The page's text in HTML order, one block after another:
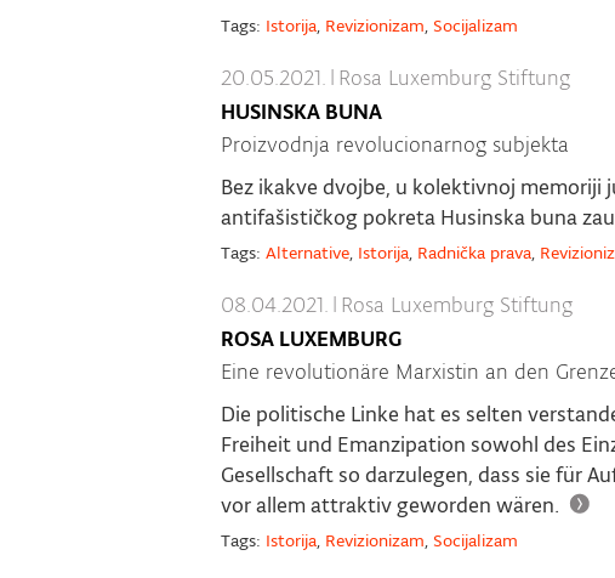
Tags: Istorija, Revizionizam, Socijalizam
20.05.2021. | Rosa Luxemburg Stiftung
HUSINSKA BUNA
Proizvodnja revolucionarnog subjekta
Bez ikakve dvojbe, u kolektivnoj memoriji
antifašističkog pokreta Husinska buna
Tags: Alternative, Istorija, Radnička prava,
08.04.2021. | Rosa Luxemburg Stiftung
ROSA LUXEMBURG
Eine revolutionäre Marxistin an den
Die politische Linke hat es selten
Freiheit und Emanzipation sowohl des
Gesellschaft so darzulegen, dass sie für
vor allem attraktiv geworden wären.
Tags: Istorija, Revizionizam, Socijalizam